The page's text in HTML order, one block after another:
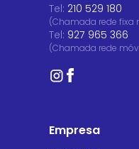
Tel: 210 529 180
(Chamada rede fixa
Tel: 927 965 366
(Chamada rede
Empresa